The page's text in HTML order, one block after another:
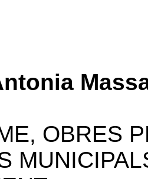
OBRES